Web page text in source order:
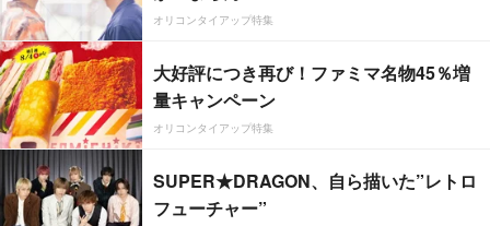
オリコンタイアップ特集
大好評につき再び！ファミマ名物45％増
量キャンペーン
オリコンタイアップ特集
SUPER★DRAGON、自ら描いた”レトロ
フューチャー”